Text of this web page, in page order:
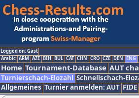
Logged on: Gast
Arabic ARM AZE BIH BUL CAT CHN CRO CZE DEN ENG
Home Tournament-Database AUT
Turnierschach-Elozahl Schnellschach-
Allgemeines Turnier anmelden: AUT FIDE